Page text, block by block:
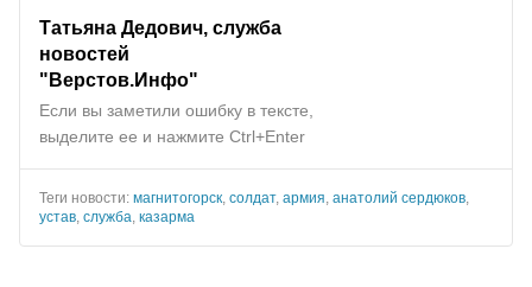
Татьяна Дедович, служба
новостей
"Верстов.Инфо"
Если вы заметили ошибку в тексте,
выделите ее и нажмите Ctrl+Enter
Теги новости: магнитогорск солдат, армия анатолий сердюков
устав служба казарма